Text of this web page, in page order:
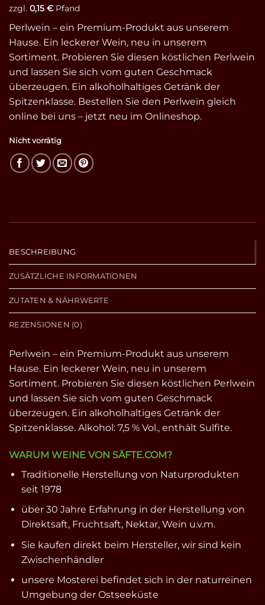
zzgl. 0,15 €Pfand
Perlwein – ein Premium-Produkt aus unserem
Hause. Ein leckerer Wein, neu in unserem
Sortiment. Probieren Sie diesen köstlichen Perlwein
und lassen Sie sich vom guten Geschmack
überzeugen. Ein alkoholhaltiges Getränk der
Spitzenklasse. Bestellen Sie den Perlwein gleich
online bei uns – jetzt neu im Onlineshop.
Nicht vorrätig
BESCHREIBUNG
ZUSÄTZLICHE INFORMATIONEN
ZUTATEN & NÄHRWERTE
REZENSIONEN (0)
Perlwein – ein Premium-Produkt aus unserem
Hause. Ein leckerer Wein, neu in unserem
Sortiment. Probieren Sie diesen köstlichen Perlwein
und lassen Sie sich vom guten Geschmack
überzeugen. Ein alkoholhaltiges Getränk der
Spitzenklasse. Alkohol: 7,5 % Vol., enthält Sulfite.
WARUM WEINE VON SÄFTE.COM?
Traditionelle Herstellung von Naturprodukten
seit 1978
über 30 Jahre Erfahrung in der Herstellung von
Direktsaft, Fruchtsaft, Nektar, Wein u.v.m.
Sie kaufen direkt beim Hersteller, wir sind kein
Zwischenhändler
unsere Mosterei befindet sich in der naturreinen
Umgebung der Ostseeküste